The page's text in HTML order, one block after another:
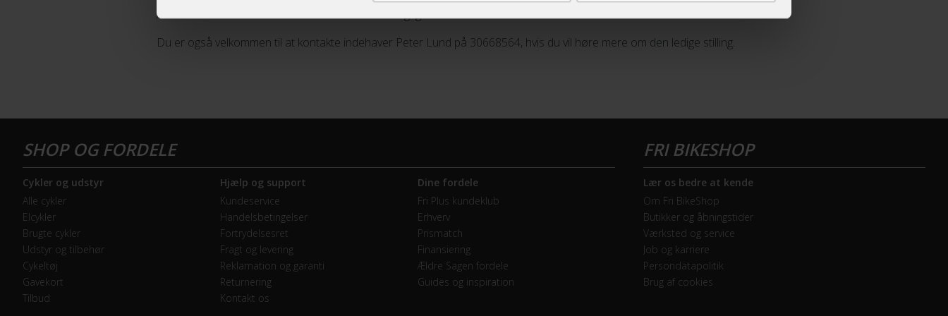
Ansættelsesstart forventes nå vi har fundet den rigtige.
Du er også velkommen til at kontakte indehaver Peter Lund på 30668564, hvis du vil høre mere om den ledige stilling.
Cykler og udstyr
Alle cykler
Elcykler
Brugte cykler
Udstyr og tilbehør
Cykeltøj
Gavekort
Tilbud
Hjælp og support
Kundeservice
Handelsbetingelser
Fortrydelsesret
Fragt og levering
Reklamation og garanti
Returnering
Kontakt os
Dine fordele
Fri Plus kundeklub
Erhverv
Prismatch
Finansiering
Ældre Sagen fordele
Guides og inspiration
Lær os bedre at kende
Om Fri BikeShop
Butikker og åbningstider
Værksted og service
Job og karriere
Persondatapolitik
Brug af cookies